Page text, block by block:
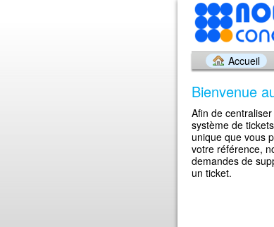
Accueil
Bienvenue
Afin de
système de
unique que vous
votre référence,
demandes de
un ticket.